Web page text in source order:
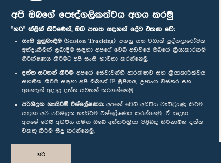
අපි ඔබගේ පෞද්ගලිකත්වය අගය කරමු
"හරි" ක්ලික් කිරීමෙන්, ඔබ පහත සඳහන් දේට එකඟ වේ:
සැසි ලුහුබැඳීම (Session Tracking): පහසු සහ වඩාත් පුද්ගලාරෝපිත
අත්දැකීමක් ලබාදීම සඳහා අපගේ වෙබ් අඩවියේ ඔබගේ ක්‍රියාකාරකම්
නිරීක්ෂණය කිරීමට අපි සැසි භාවිතා කරන්නෙමු.
දත්ත සටහන් කිරීම: අපගේ සේවාවන්හි ආරක්ෂාව සහ ක්‍රියාකාරීත්වය
සහතික කිරීම සඳහා අපි ඔබගේ IP ලිපිනය, උපාංග විස්තර සහ
අනෙකුත් අදාළ දත්ත සටහන් කරගන්නෙමු.
පරිශීලක හැසිරීම් විශ්ලේෂණය: අපගේ වෙබ් අඩවිය වැඩිදියුණු කිරීම
සඳහා අපි පරිශීලක හැසිරීම විශ්ලේෂණය කරන්නෙමු. ඒ සඳහා
අපගේ වෙබ් අඩවිය සමඟ ඔබේ අන්තර්ක්‍රියා පිළිබඳ නිර්නාමික දත්ත
එකතු කිරීම සිදු කරන්නෙමු.
හරි
පාර්ලිමේන්තු ජංගම යෙදුම
අප හා සම්බන්ධ වී සිටින්න :
සම්මාන
පෞද්ගලිකත්ව ප්‍රතිපත්තිය